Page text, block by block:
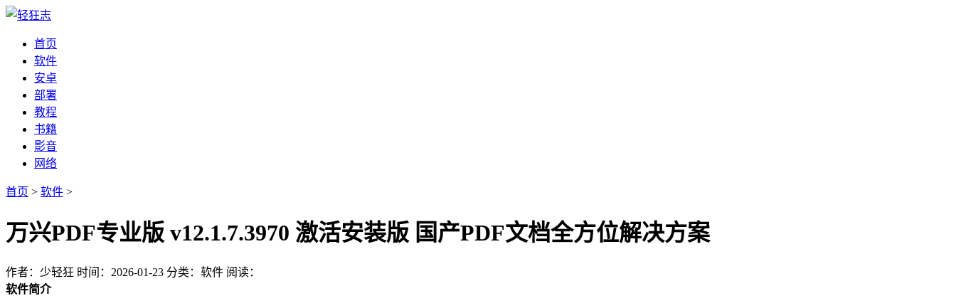
首页
软件
安卓
部署
教程
书籍
影音
网络
首页 > 软件 >
万兴PDF专业版 v12.1.7.3970 激活安装版 国产PDF文档全方位解决方案
作者：少轻狂 时间：2026-01-23 分类：软件 阅读：
软件简介